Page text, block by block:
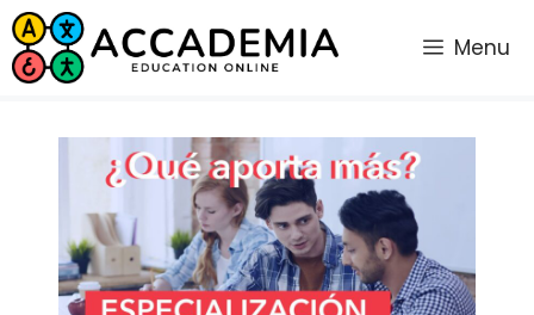
Saltar
al
contenido
Menu